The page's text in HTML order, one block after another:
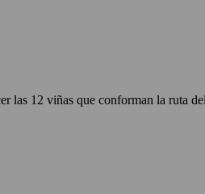
las 12 viñas que conforman la ruta